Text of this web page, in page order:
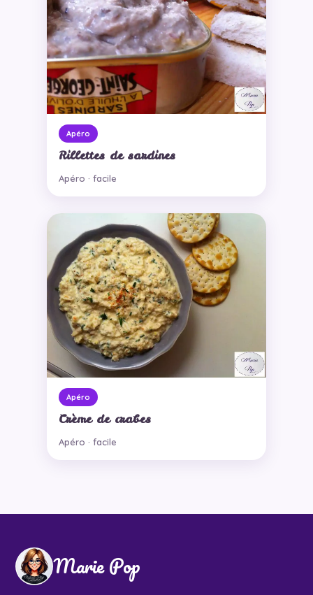
Apéro
Rillettes de sardines
Apéro · facile
Apéro
Crème de crabes
Apéro · facile
Marie Pop